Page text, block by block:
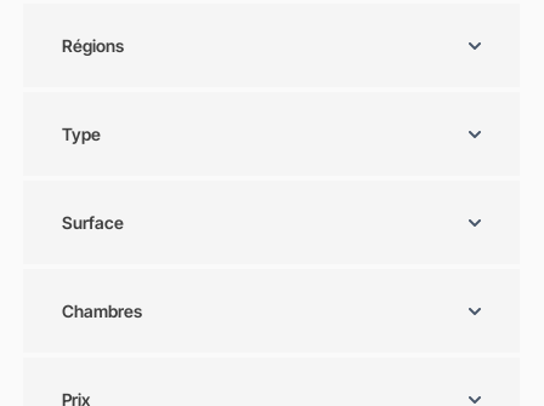
Régions
Type
Surface
Chambres
Prix